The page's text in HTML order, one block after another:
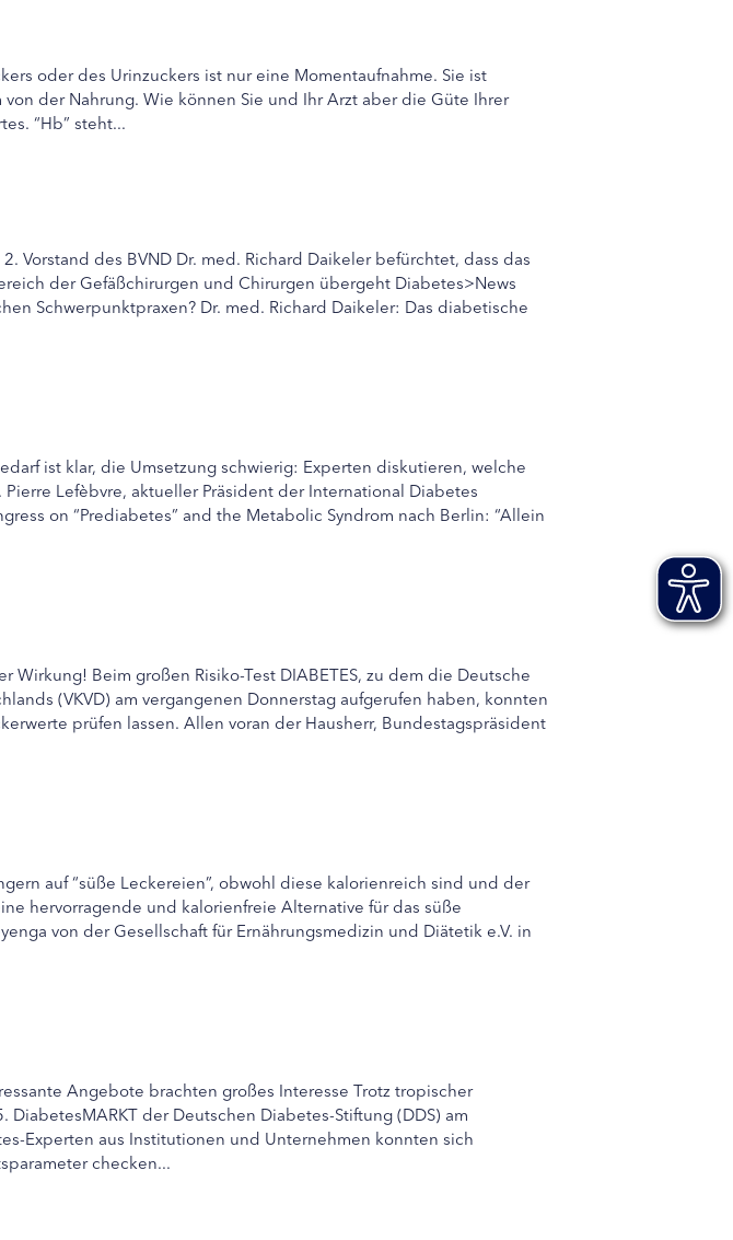
oder des Urinzuckers ist nur eine Momentaufnahme. Sie ist
der Nahrung. Wie können Sie und Ihr Arzt aber die Güte Ihrer
“Hb” steht...
Vorstand des BVND Dr. med. Richard Daikeler befürchtet, dass das
der Gefäßchirurgen und Chirurgen übergeht Diabetes>News
Schwerpunktpraxen? Dr. med. Richard Daikeler: Das diabetische
ist klar, die Umsetzung schwierig: Experten diskutieren, welche
Lefèbvre, aktueller Präsident der International Diabetes
on “Prediabetes” and the Metabolic Syndrom nach Berlin: “Allein
Beim großen Risiko-Test DIABETES, zu dem die Deutsche
(VKVD) am vergangenen Donnerstag aufgerufen haben, konnten
prüfen lassen. Allen voran der Hausherr, Bundestagspräsident
auf “süße Leckereien”, obwohl diese kalorienreich sind und der
hervorragende und kalorienfreie Alternative für das süße
von der Gesellschaft für Ernährungsmedizin und Diätetik e.V. in
Angebote brachten großes Interesse Trotz tropischer
der Deutschen Diabetes-Stiftung (DDS) am
Experten aus Institutionen und Unternehmen konnten sich
checken...